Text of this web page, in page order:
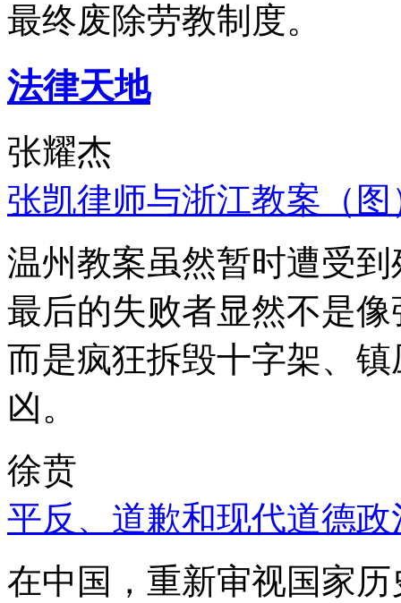
最终废除劳教制度。
法律天地
张耀杰
张凯律师与浙江教案（图
温州教案虽然暂时遭受
最后的失败者显然不是
而是疯狂拆毁十字架、
凶。
徐贲
平反、道歉和现代道德政
在中国，重新审视国家